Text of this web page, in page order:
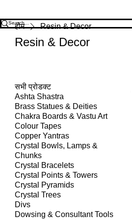
होम Resin & Decor
Resin & Decor
सभी प्रोडक्ट
Ashta Shastra
Brass Statues & Deities
Chakra Boards & Vastu Art
Colour Tapes
Copper Yantras
Crystal Bowls, Lamps &
Chunks
Crystal Bracelets
Crystal Points & Towers
Crystal Pyramids
Crystal Trees
Divs
Dowsing & Consultant Tools